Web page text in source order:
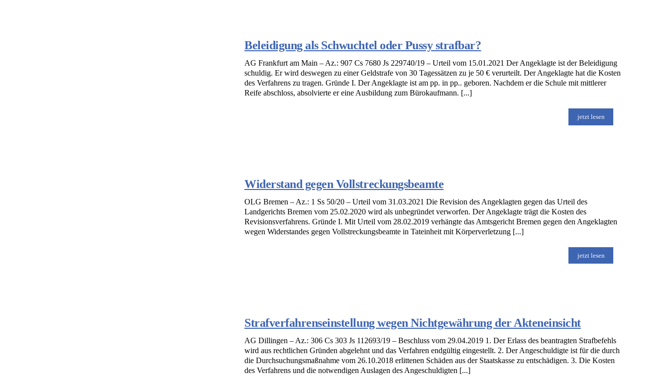
Beleidigung als Schwuchtel oder Pussy strafbar?
AG Frankfurt am Main – Az.: 907 Cs 7680 Js 229740/19 – Urteil vom 15.01.2021 Der Angeklagte ist der Beleidigung
schuldig. Er wird deswegen zu einer Geldstrafe von 30 Tagessätzen zu je 50 € verurteilt. Der Angeklagte hat die Kosten
des Verfahrens zu tragen. Gründe I. Der Angeklagte ist am pp. in pp.. geboren. Nachdem er die Schule mit mittlerer
Reife abschloss, absolvierte er eine Ausbildung zum Bürokaufmann. [...]
jetzt lesen
Widerstand gegen Vollstreckungsbeamte
OLG Bremen – Az.: 1 Ss 50/20 – Urteil vom 31.03.2021 Die Revision des Angeklagten gegen das Urteil des
Landgerichts Bremen vom 25.02.2020 wird als unbegründet verworfen. Der Angeklagte trägt die Kosten des
Revisionsverfahrens. Gründe I. Mit Urteil vom 28.02.2019 verhängte das Amtsgericht Bremen gegen den Angeklagten
wegen Widerstandes gegen Vollstreckungsbeamte in Tateinheit mit Körperverletzung [...]
jetzt lesen
Strafverfahrenseinstellung wegen Nichtgewährung der Akteneinsicht
AG Dillingen – Az.: 306 Cs 303 Js 112693/19 – Beschluss vom 29.04.2019 1. Der Erlass des beantragten Strafbefehls
wird aus rechtlichen Gründen abgelehnt und das Verfahren endgültig eingestellt. 2. Der Angeschuldigte ist für die durch
die Durchsuchungsmaßnahme vom 26.10.2018 erlittenen Schäden aus der Staatskasse zu entschädigen. 3. Die Kosten
des Verfahrens und die notwendigen Auslagen des Angeschuldigten [...]